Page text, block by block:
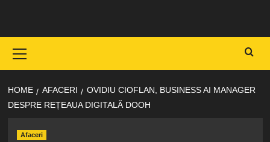
content
Menu
HOME AFACERI
OVIDIU CIOFLAN, BUSINESS AI MANAGER
DESPRE REȚEAUA DIGITALĂ DOOH
Afaceri